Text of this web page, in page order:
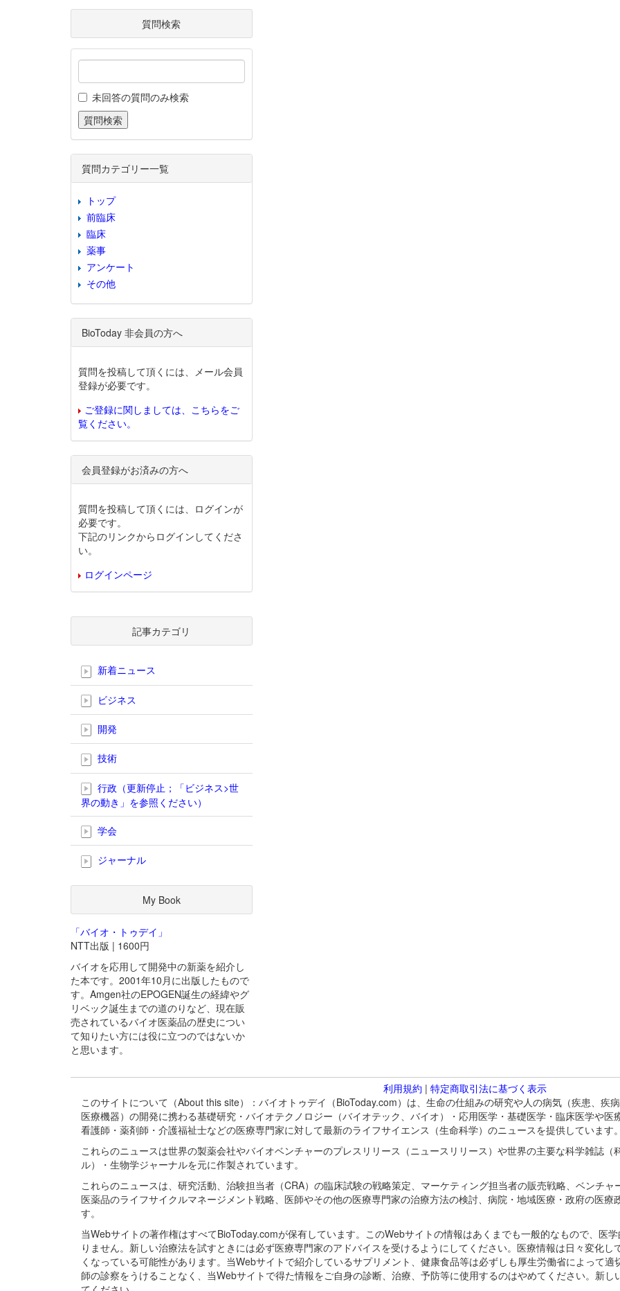
質問検索
未回答の質問のみ検索
質問カテゴリー一覧
トップ
前臨床
臨床
薬事
アンケート
その他
BioToday 非会員の方へ
質問を投稿して頂くには、メール会員
登録が必要です。
ご登録に関しましては、こちらをご
覧ください。
会員登録がお済みの方へ
質問を投稿して頂くには、ログインが
必要です。
下記のリンクからログインしてくださ
い。
ログインページ
記事カテゴリ
新着ニュース
ビジネス
開発
技術
行政（更新停止；「ビジネス>世
界の動き」を参照ください）
学会
ジャーナル
My Book
「バイオ・トゥデイ」
NTT出版 | 1600円
バイオを応用して開発中の新薬を紹介し
た本です。2001年10月に出版したもので
す。Amgen社のEPOGEN誕生の経緯やグ
リベック誕生までの道のりなど、現在販
売されているバイオ医薬品の歴史につい
て知りたい方には役に立つのではないか
と思います。
利用規約 | 特定商取引法に基づく表示
このサイトについて（About this site）：バイオトゥデイ（BioToday.com）は、生命の仕組みの研究や人の病気（疾患、疾
医療機器）の開発に携わる基礎研究・バイオテクノロジー（バイオテック、バイオ）・応用医学・基礎医学・臨床医学や
看護師・薬剤師・介護福祉士などの医療専門家に対して最新のライフサイエンス（生命科学）のニュースを提供しています
これらのニュースは世界の製薬会社やバイオベンチャーのプレスリリース（ニュースリリース）や世界の主要な科学雑誌
ル）・生物学ジャーナルを元に作製されています。
これらのニュースは、研究活動、治験担当者（CRA）の臨床試験の戦略策定、マーケティング担当者の販売戦略、ベンチ
医薬品のライフサイクルマネージメント戦略、医師やその他の医療専門家の治療方法の検討、病院・地域医療・政府の医
す。
当Webサイトの著作権はすべてBioToday.comが保有しています。このWebサイトの情報はあくまでも一般的なもので、医
りません。新しい治療法を試すときには必ず医療専門家のアドバイスを受けるようにしてください。医療情報は日々変化
くなっている可能性があります。当Webサイトで紹介しているサプリメント、健康食品等は必ずしも厚生労働省によって
師の診察をうけることなく、当Webサイトで得た情報をご自身の診断、治療、予防等に使用するのはやめてください。新